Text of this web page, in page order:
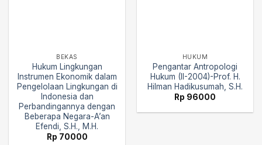
BEKAS
Hukum Lingkungan
Instrumen Ekonomik dalam
Pengelolaan Lingkungan di
Indonesia dan
Perbandingannya dengan
Beberapa Negara-A’an
Efendi, S.H., M.H.
Rp 70000
HUKUM
Pengantar Antropologi
Hukum (II-2004)-Prof. H.
Hilman Hadikusumah, S.H.
Rp 96000